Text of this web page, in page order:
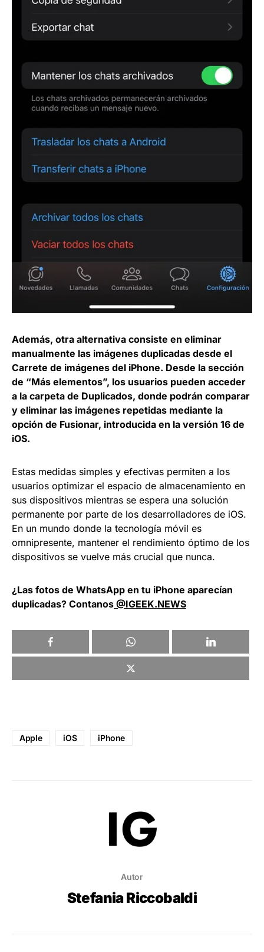
Además, otra alternativa consiste en eliminar
manualmente las imágenes duplicadas desde el
Carrete de imágenes del iPhone. Desde la sección
de “Más elementos”, los usuarios pueden acceder
a la carpeta de Duplicados, donde podrán comparar
y eliminar las imágenes repetidas mediante la
opción de Fusionar, introducida en la versión 16 de
iOS.
Estas medidas simples y efectivas permiten a los
usuarios optimizar el espacio de almacenamiento en
sus dispositivos mientras se espera una solución
permanente por parte de los desarrolladores de iOS.
En un mundo donde la tecnología móvil es
omnipresente, mantener el rendimiento óptimo de los
dispositivos se vuelve más crucial que nunca.
¿Las fotos de WhatsApp en tu iPhone aparecían
duplicadas? Contanos @IGEEK.NEWS
Apple iOS iPhone
Autor
Stefania Riccobaldi